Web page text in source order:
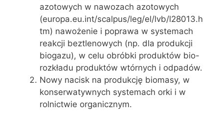
azotowych w nawozach azotowych
(europa.eu.int/scalpus/leg/el/lvb/l28013.h
tm) nawożenie i poprawa w systemach
reakcji beztlenowych (np. dla produkcji
biogazu), w celu obróbki produktów bio-
rozkładu produktów wtórnych i odpadów.
Nowy nacisk na produkcję biomasy, w
konserwatywnych systemach orki i w
rolnictwie organicznym.